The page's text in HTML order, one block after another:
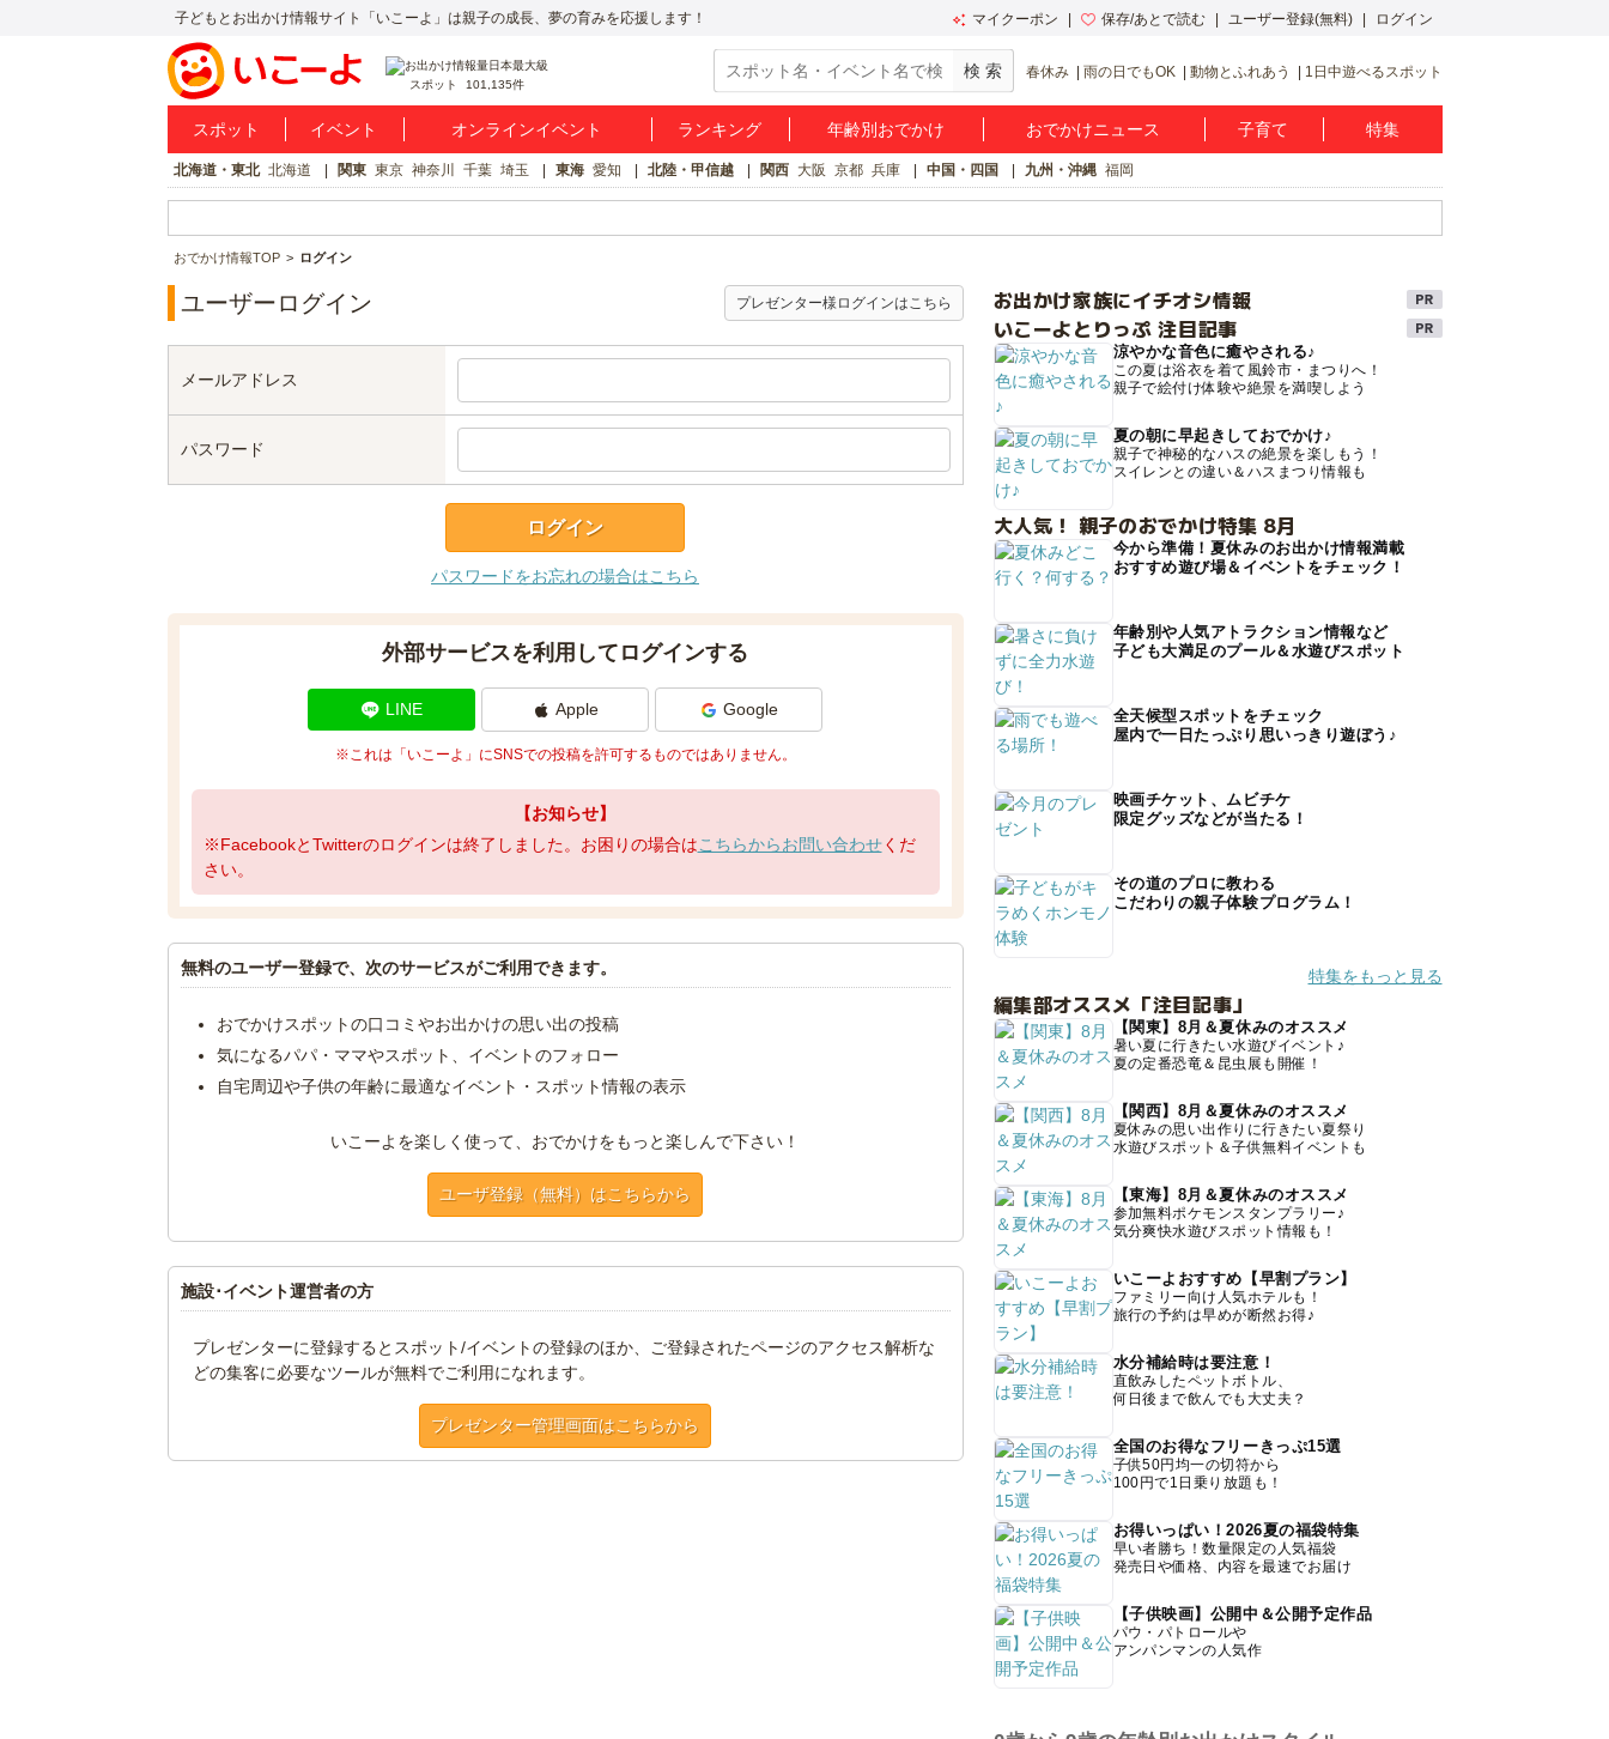
子どもとお出かけ情報サイト「いこーよ」は親子の成長、夢の育みを応援します！ マイクーポン 保存/あとで読む ユーザー登録(無料) ログイン
スポット 101,135件
春休み 雨の日でもOK 動物とふれあう 1日中遊べるスポット
スポット イベント オンラインイベント ランキング 年齢別おでかけ おでかけニュース 子育て 特集
北海道・東北 北海道 関東 東京 神奈川 千葉 埼玉 東海 愛知 北陸・甲信越 関西 大阪 京都 兵庫 中国・四国 九州・沖縄 福岡
おでかけ情報TOP ログイン
ユーザーログイン プレゼンター様ログインはこちら
メールアドレス
パスワード
パスワードをお忘れの場合はこちら
外部サービスを利用してログインする
LINE Apple Google
※これは「いこーよ」にSNSでの投稿を許可するものではありません。
【お知らせ】
※FacebookとTwitterのログインは終了しました。お困りの場合はこちらからお問い合わせくだ
さい。
無料のユーザー登録で、次のサービスがご利用できます。
おでかけスポットの口コミやお出かけの思い出の投稿
気になるパパ・ママやスポット、イベントのフォロー
自宅周辺や子供の年齢に最適なイベント・スポット情報の表示
いこーよを楽しく使って、おでかけをもっと楽しんで下さい！
ユーザ登録（無料）はこちらから
施設･イベント運営者の方
プレゼンターに登録するとスポット/イベントの登録のほか、ご登録されたページのアクセス解析な
どの集客に必要なツールが無料でご利用になれます。
プレゼンター管理画面はこちらから
お出かけ家族にイチオシ情報
いこーよとりっぷ 注目記事
涼やかな音色に癒やされる♪
この夏は浴衣を着て風鈴市・まつりへ！
親子で絵付け体験や絶景を満喫しよう
夏の朝に早起きしておでかけ♪
親子で神秘的なハスの絶景を楽しもう！
スイレンとの違い＆ハスまつり情報も
大人気！ 親子のおでかけ特集 8月
今から準備！夏休みのお出かけ情報満載
おすすめ遊び場＆イベントをチェック！
年齢別や人気アトラクション情報など
子ども大満足のプール＆水遊びスポット
全天候型スポットをチェック
屋内で一日たっぷり思いっきり遊ぼう♪
映画チケット、ムビチケ
限定グッズなどが当たる！
その道のプロに教わる
こだわりの親子体験プログラム！
特集をもっと見る
編集部オススメ「注目記事」
【関東】8月＆夏休みのオススメ
暑い夏に行きたい水遊びイベント♪
夏の定番恐竜＆昆虫展も開催！
【関西】8月＆夏休みのオススメ
夏休みの思い出作りに行きたい夏祭り
水遊びスポット＆子供無料イベントも
【東海】8月＆夏休みのオススメ
参加無料ポケモンスタンプラリー♪
気分爽快水遊びスポット情報も！
いこーよおすすめ【早割プラン】
ファミリー向け人気ホテルも！
旅行の予約は早めが断然お得♪
水分補給時は要注意！
直飲みしたペットボトル、
何日後まで飲んでも大丈夫？
全国のお得なフリーきっぷ15選
子供50円均一の切符から
100円で1日乗り放題も！
お得いっぱい！2026夏の福袋特集
早い者勝ち！数量限定の人気福袋
発売日や価格、内容を最速でお届け
【子供映画】公開中＆公開予定作品
パウ・パトロールや
アンパンマンの人気作